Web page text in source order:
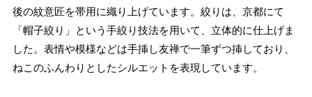
後の紋意匠を帯用に織り上げています。絞りは、京都にて
「帽子絞り」という手絞り技法を用いて、立体的に仕上げま
した。表情や模様などは手挿し友禅で一筆ずつ挿しており、
ねこのふんわりとしたシルエットを表現しています。